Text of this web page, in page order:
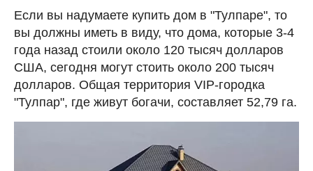
Если вы надумаете купить дом в "Тулпаре", то
вы должны иметь в виду, что дома, которые 3-4
года назад стоили около 120 тысяч долларов
США, сегодня могут стоить около 200 тысяч
долларов. Общая территория VIP-городка
"Тулпар", где живут богачи, составляет 52,79 га.